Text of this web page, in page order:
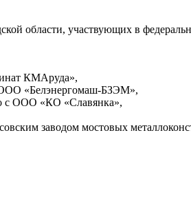
области, участвующих в
КМАруда»,
ООО «Белэнергомаш-БЗЭМ»,
с ООО «КО «Славянка»,
заводом мостовых